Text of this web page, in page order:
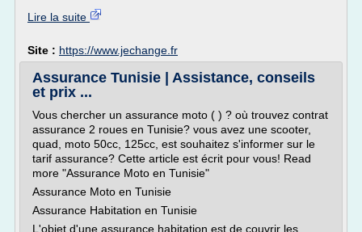
Lire la suite
Site : https://www.jechange.fr
Assurance Tunisie | Assistance, conseils
et prix ...
Vous chercher un assurance moto ( ) ? où trouvez contrat
assurance 2 roues en Tunisie? vous avez une scooter,
quad, moto 50cc, 125cc, est souhaitez s'informer sur le
tarif assurance? Cette article est écrit pour vous! Read
more "Assurance Moto en Tunisie"
Assurance Moto en Tunisie
Assurance Habitation en Tunisie
L'objet d'une assurance habitation est de couvrir les